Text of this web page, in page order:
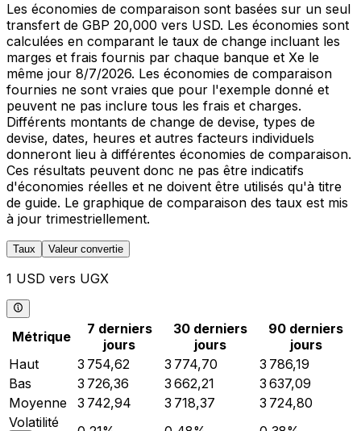
Les économies de comparaison sont basées sur un seul
transfert de GBP 20,000 vers USD. Les économies sont
calculées en comparant le taux de change incluant les
marges et frais fournis par chaque banque et Xe le
même jour 8/7/2026. Les économies de comparaison
fournies ne sont vraies que pour l'exemple donné et
peuvent ne pas inclure tous les frais et charges.
Différents montants de change de devise, types de
devise, dates, heures et autres facteurs individuels
donneront lieu à différentes économies de comparaison.
Ces résultats peuvent donc ne pas être indicatifs
d'économies réelles et ne doivent être utilisés qu'à titre
de guide. Le graphique de comparaison des taux est mis
à jour trimestriellement.
Taux Valeur convertie
1 USD vers UGX
Métrique
7 derniers
jours
30 derniers
jours
90 derniers
jours
Haut
3 754,62 3 774,70
3 786,19
Bas
3 726,36 3 662,21
3 637,09
Moyenne
3 742,94 3 718,37
3 724,80
Volatilité